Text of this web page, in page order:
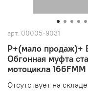
арт. 00005-9031
P+(мало продаж)+
Обгонная муфта
мотоцикла 166FMM
Отсутствует на складе